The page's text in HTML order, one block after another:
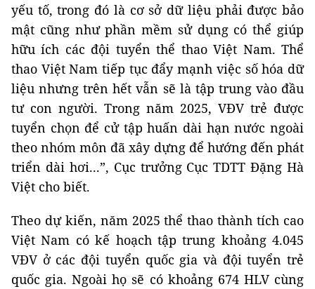
yếu tố, trong đó là cơ sở dữ liệu phải được bảo
mật cũng như phần mềm sử dụng có thể giúp
hữu ích các đội tuyển thể thao Việt Nam. Thể
thao Việt Nam tiếp tục đẩy mạnh việc số hóa dữ
liệu nhưng trên hết vẫn sẽ là tập trung vào đầu
tư con người. Trong năm 2025, VĐV trẻ được
tuyển chọn để cử tập huấn dài hạn nước ngoài
theo nhóm môn đã xây dựng để hướng đến phát
triển dài hơi...”, Cục trưởng Cục TDTT Đặng Hà
Việt cho biết.
Theo dự kiến, năm 2025 thể thao thành tích cao
Việt Nam có kế hoạch tập trung khoảng 4.045
VĐV ở các đội tuyển quốc gia và đội tuyển trẻ
quốc gia. Ngoài họ sẽ có khoảng 674 HLV cùng